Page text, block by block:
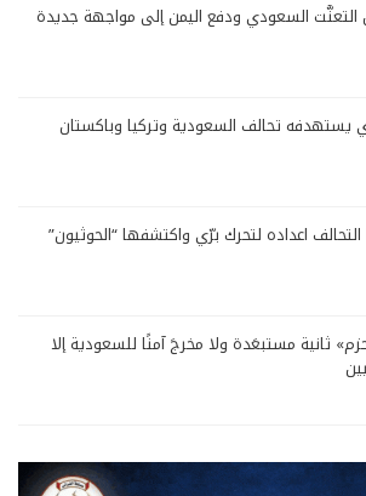
التعنُّت السعودي ودفع اليمن إلى مواجهة جديدة
يستهدفه تحالف السعودية وتركيا وباكستان
اعداده لتحرك برّي واكتشفها “الحوثيون”
ثانية مستبعَدة ولا مخرجَ آمنًا للسعودية إلا